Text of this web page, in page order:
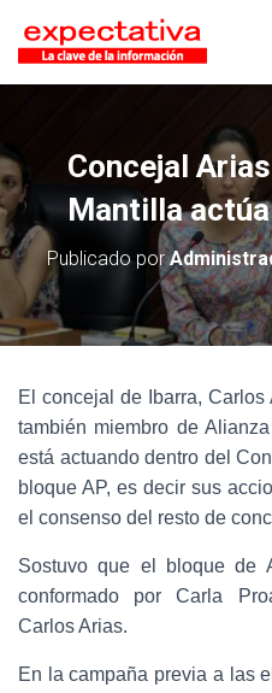
Concejal
Mantilla
Publicado por
El concejal de Ibarra,
también miembro de
está actuando dentro del
bloque AP, es decir sus
el consenso del resto de
Sostuvo que el bloque de
conformado por Carla
Carlos Arias.
En la campaña previa a las